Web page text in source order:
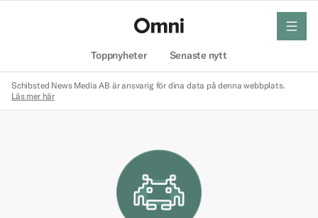
Toppnyheter Senaste nytt
meny
Schibsted News Media AB är ansvarig för dina data på denna webbplats.
Läs mer här